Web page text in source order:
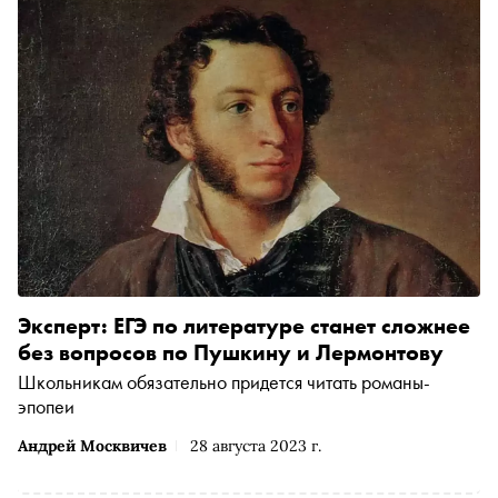
Андрей Москвичев 28 августа 2023 г.
Эксперт: ЕГЭ по литературе станет сложнее
без вопросов по Пушкину и Лермонтову
Школьникам обязательно придется читать романы-
эпопеи